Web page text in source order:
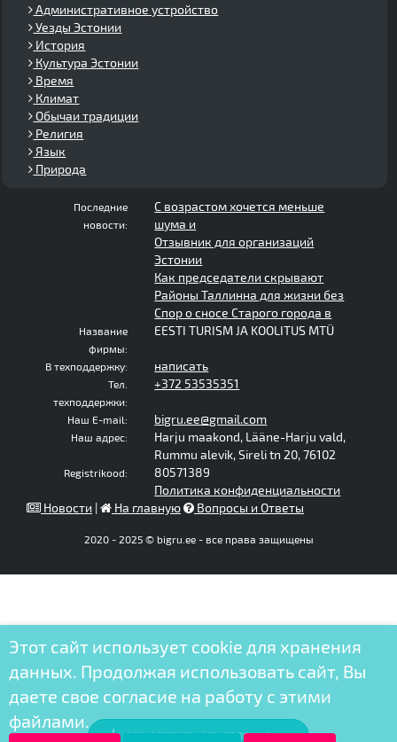
Административное устройство
Уезды Эстонии
История
Культура Эстонии
Время
Климат
Обычаи традиции
Религия
Язык
Природа
Последние
новости:
С возрастом хочется меньше
шума и
Отзывник для организаций
Эстонии
Как председатели скрывают
Районы Таллинна для жизни без
Спор о сносе Старого города в
Название
фирмы:
EESTI TURISM JA KOOLITUS MTÜ
В техподдержку: написать
Тел.
техподдержки:
+372 53535351
Наш E-mail: bigru.ee@gmail.com
Наш адрес:
Harju maakond, Lääne-Harju vald,
Rummu alevik, Sireli tn 20, 76102
Registrikood:
80571389
Политика конфиденциальности
Новости | На главную Вопросы и Ответы
2020 - 2025 © bigru.ee - все права защищены
РАЗМЕСТИТЬ ОБЪЯВЛЕНИЕ
Этот сайт использует cookie для хранения
данных. Продолжая использовать сайт, Вы
даете свое согласие на работу с этими
файлами.